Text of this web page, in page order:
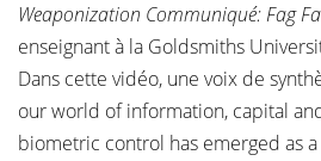
Weaponization Communiqué: Fag
enseignant à la Goldsmiths
Dans cette vidéo, une voix de
our world of information, capital
biometric control has emerged as